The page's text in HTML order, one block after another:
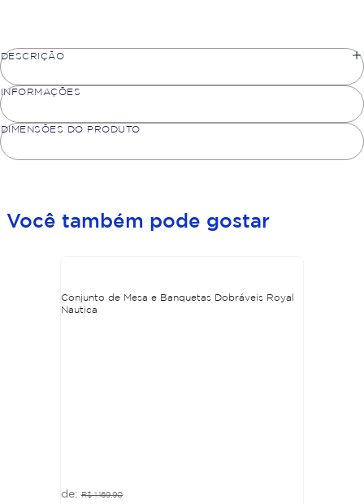
DESCRIÇÃO
INFORMAÇÕES
DIMENSÕES DO PRODUTO
Você também pode gostar
Conjunto de Mesa e Banquetas Dobráveis Royal
Nautica
R$ 1.169,90